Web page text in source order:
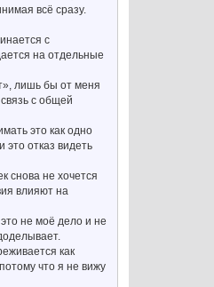
всё сразу.
с
на отдельные
лишь бы от меня
с общей
это как одно
это отказ видеть
снова не хочется
влияют на
не моё дело и не
как
что я не вижу